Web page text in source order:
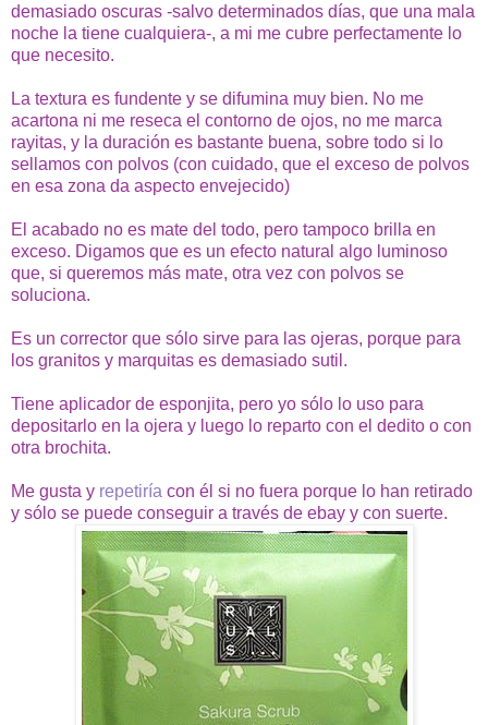
demasiado oscuras -salvo determinados días, que una mala
noche la tiene cualquiera-, a mi me cubre perfectamente lo
que necesito.
La textura es fundente y se difumina muy bien. No me
acartona ni me reseca el contorno de ojos, no me marca
rayitas, y la duración es bastante buena, sobre todo si lo
sellamos con polvos (con cuidado, que el exceso de polvos
en esa zona da aspecto envejecido)
El acabado no es mate del todo, pero tampoco brilla en
exceso. Digamos que es un efecto natural algo luminoso
que, si queremos más mate, otra vez con polvos se
soluciona.
Es un corrector que sólo sirve para las ojeras, porque para
los granitos y marquitas es demasiado sutil.
Tiene aplicador de esponjita, pero yo sólo lo uso para
depositarlo en la ojera y luego lo reparto con el dedito o con
otra brochita.
Me gusta y repetiría con él si no fuera porque lo han retirado
y sólo se puede conseguir a través de ebay y con suerte.